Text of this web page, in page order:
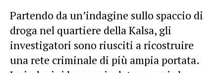
Partendo da un’indagine sullo spaccio di
droga nel quartiere della Kalsa, gli
investigatori sono riusciti a ricostruire
una rete criminale di più ampia portata.